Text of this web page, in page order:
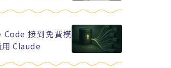
Code 接到免費模
用 Claude